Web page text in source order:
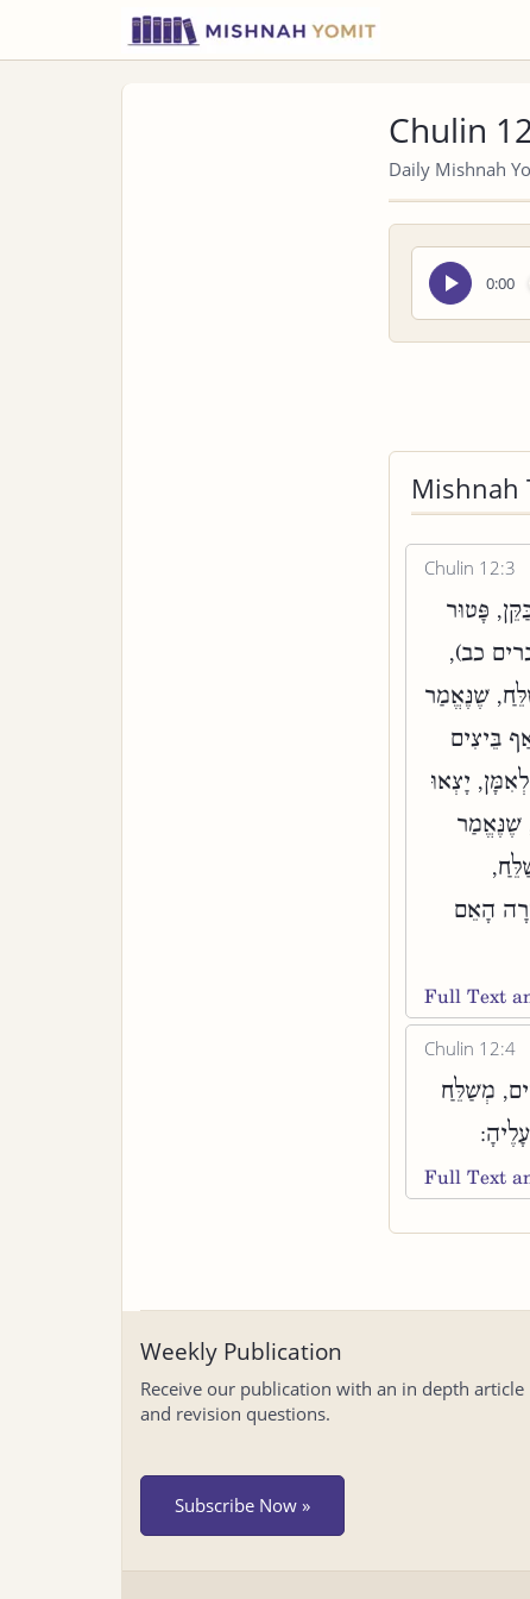
Chulin
Daily Mishnah
0:00
Seek
audio
Mishnah
Chulin 12:3
פָּטוּר
כב),
שֶׁנֶּאֱמַר
בֵּיצִים
יָצְאוּ
שֶׁנֶּאֱמַר
הָאֵם
Full Text
Chulin 12:4
מְשַׁלֵּחַ
Full Text
Weekly Publication
Receive our publication with an in depth article
and revision questions.
Subscribe Now »